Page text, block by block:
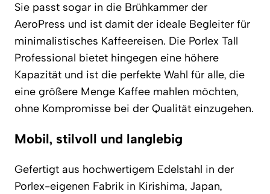
Sie passt sogar in die Brühkammer der
AeroPress und ist damit der ideale Begleiter für
minimalistisches Kaffeereisen. Die Porlex Tall
Professional bietet hingegen eine höhere
Kapazität und ist die perfekte Wahl für alle, die
eine größere Menge Kaffee mahlen möchten,
ohne Kompromisse bei der Qualität einzugehen.
Mobil, stilvoll und langlebig
Gefertigt aus hochwertigem Edelstahl in der
Porlex-eigenen Fabrik in Kirishima, Japan,